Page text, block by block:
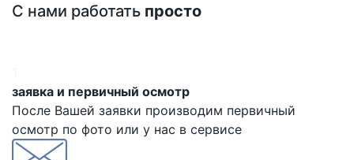
С нами работать просто
заявка и первичный осмотр
После Вашей заявки производим первичный
осмотр по фото или у нас в сервисе